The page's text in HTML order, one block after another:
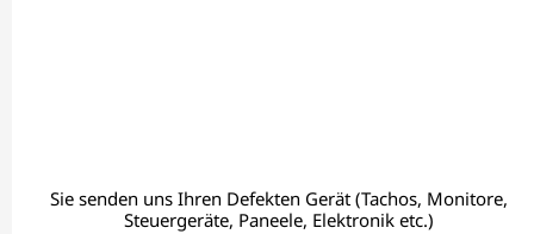
Sie senden uns Ihren Defekten Gerät (Tachos, Monitore,
Steuergeräte, Paneele, Elektronik etc.)